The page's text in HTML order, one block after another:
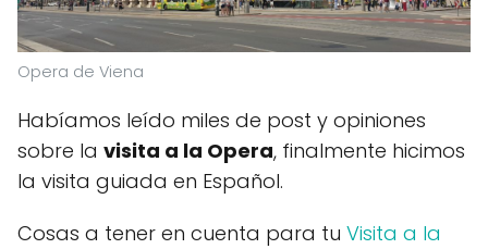
Opera de Viena
Habíamos leído miles de post y opiniones
sobre la visita a la Opera, finalmente hicimos
la visita guiada en Español.
Cosas a tener en cuenta para tu Visita a la